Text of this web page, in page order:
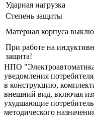
Ударная нагрузка
Степень защиты
Материал корпуса
При работе на
защита!
НПО
уведомления
в конструкцию,
внешний вид, включая
ухудшающие
методического